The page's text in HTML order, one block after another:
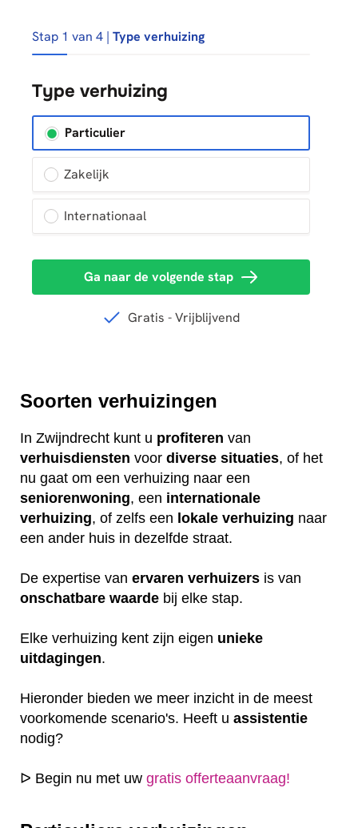
Soorten verhuizingen
In Zwijndrecht kunt u profiteren van
verhuisdiensten voor diverse situaties, of het
nu gaat om een verhuizing naar een
seniorenwoning, een internationale
verhuizing, of zelfs een lokale verhuizing naar
een ander huis in dezelfde straat.
De expertise van ervaren verhuizers is van
onschatbare waarde bij elke stap.
Elke verhuizing kent zijn eigen unieke
uitdagingen.
Hieronder bieden we meer inzicht in de meest
voorkomende scenario's. Heeft u assistentie
nodig?
ᐅ Begin nu met uw gratis offerteaanvraag!